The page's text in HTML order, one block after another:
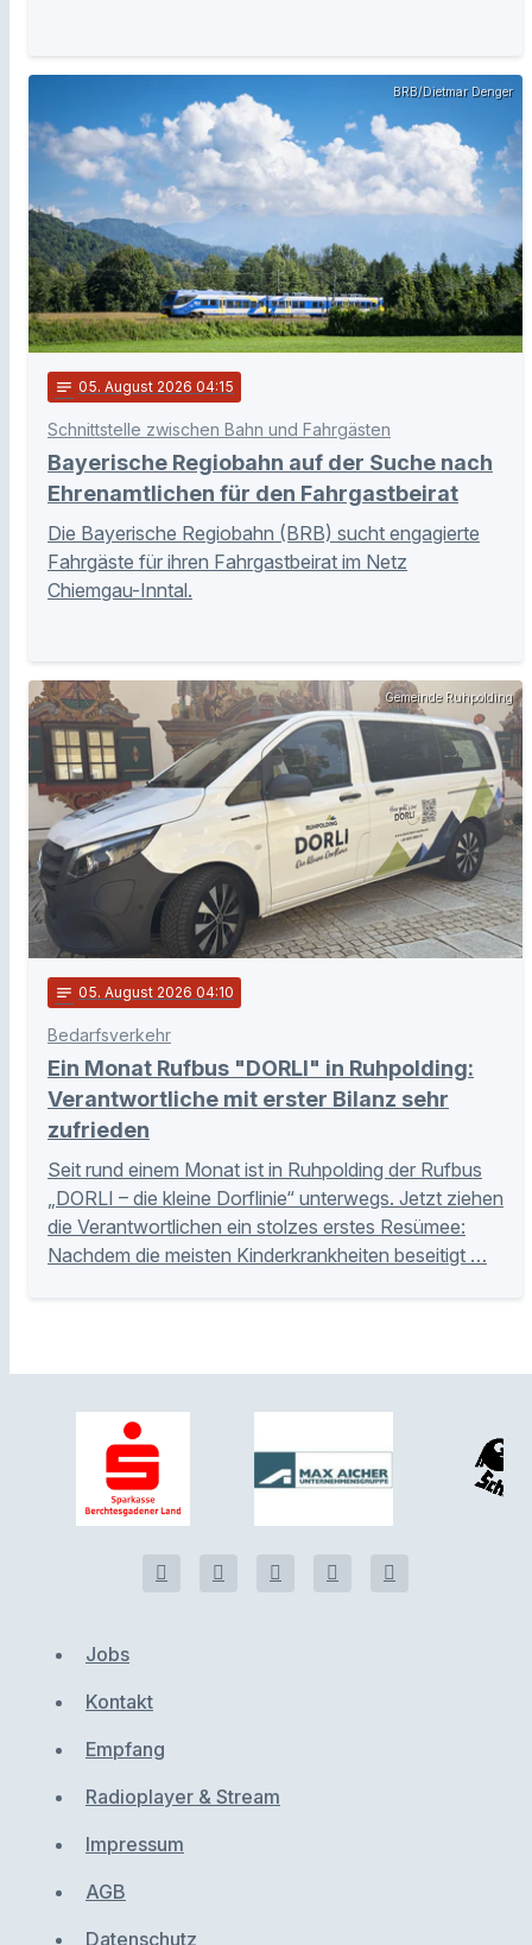
BRB/Dietmar Denger
notes 05. August 2026 04:15
Schnittstelle zwischen Bahn und Fahrgästen
Bayerische Regiobahn auf der Suche nach
Ehrenamtlichen für den Fahrgastbeirat
Die Bayerische Regiobahn (BRB) sucht engagierte
Fahrgäste für ihren Fahrgastbeirat im Netz
Chiemgau-Inntal.
Gemeinde Ruhpolding
notes 05. August 2026 04:10
Bedarfsverkehr
Ein Monat Rufbus "DORLI" in Ruhpolding:
Verantwortliche mit erster Bilanz sehr
zufrieden
Seit rund einem Monat ist in Ruhpolding der Rufbus
„DORLI – die kleine Dorflinie“ unterwegs. Jetzt ziehen
die Verantwortlichen ein stolzes erstes Resümee:
Nachdem die meisten Kinderkrankheiten beseitigt …
Jobs
Kontakt
Empfang
Radioplayer & Stream
Impressum
AGB
Datenschutz